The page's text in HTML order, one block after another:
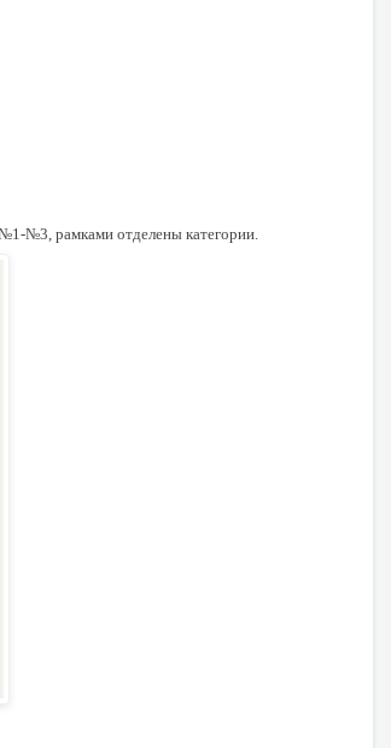
№3, рамками отделены категории.